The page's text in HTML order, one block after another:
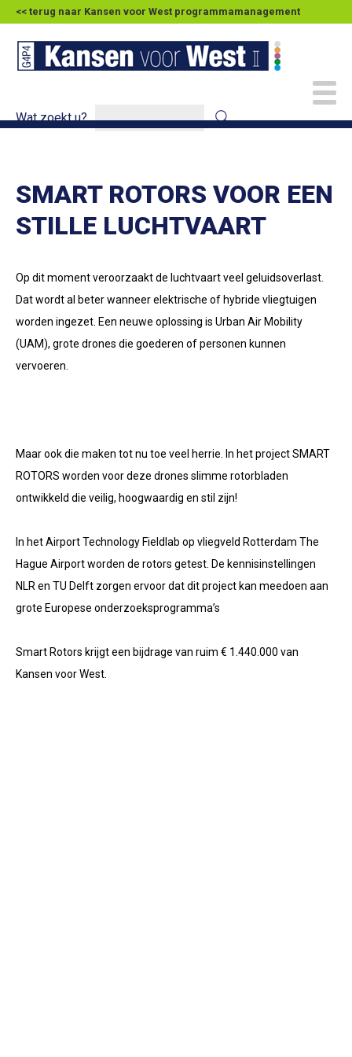
<< terug naar Kansen voor West programmamanagement
Wat zoekt u?
SMART ROTORS VOOR EEN
STILLE LUCHTVAART
Op dit moment veroorzaakt de luchtvaart veel geluidsoverlast.
Dat wordt al beter wanneer elektrische of hybride vliegtuigen
worden ingezet. Een neuwe oplossing is Urban Air Mobility
(UAM), grote drones die goederen of personen kunnen
vervoeren.
Maar ook die maken tot nu toe veel herrie. In het project SMART
ROTORS worden voor deze drones slimme rotorbladen
ontwikkeld die veilig, hoogwaardig en stil zijn!
In het Airport Technology Fieldlab op vliegveld Rotterdam The
Hague Airport worden de rotors getest. De kennisinstellingen
NLR en TU Delft zorgen ervoor dat dit project kan meedoen aan
grote Europese onderzoeksprogramma’s
Smart Rotors krijgt een bijdrage van ruim € 1.440.000 van
Kansen voor West.